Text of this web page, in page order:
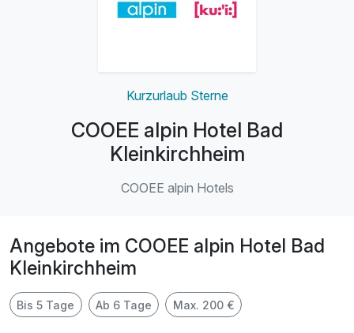
Kurzurlaub Sterne
COOEE alpin Hotel Bad
Kleinkirchheim
COOEE alpin Hotels
Angebote im COOEE alpin Hotel Bad
Kleinkirchheim
Bis 5 Tage Ab 6 Tage Max. 200 €